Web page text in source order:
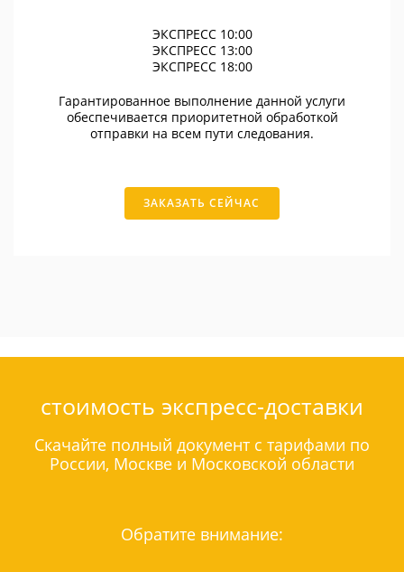
ЭКСПРЕСС 10:00
ЭКСПРЕСС 13:00
ЭКСПРЕСС 18:00
Гарантированное выполнение данной услуги
обеспечивается приоритетной обработкой
отправки на всем пути следования.
ЗАКАЗАТЬ СЕЙЧАС
стоимость экспресс-доставки
Скачайте полный документ с тарифами по
России, Москве и Московской области
Обратите внимание: